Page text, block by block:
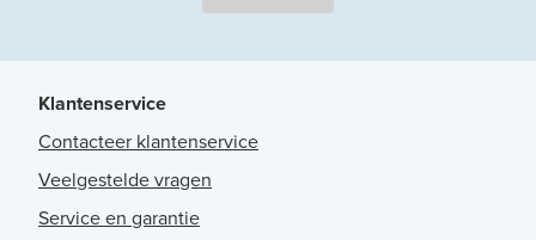
Klantenservice
Contacteer klantenservice
Veelgestelde vragen
Service en garantie